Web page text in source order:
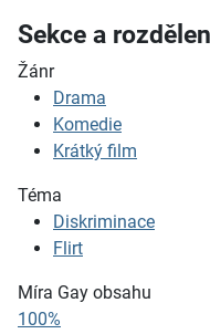
Sekce a
Žánr
Drama
Komedie
Krátký film
Téma
Diskriminace
Flirt
Míra Gay obsahu
100%